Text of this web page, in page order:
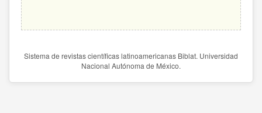
Sistema de revistas científicas latinoamericanas Biblat. Universidad
Nacional Autónoma de México.